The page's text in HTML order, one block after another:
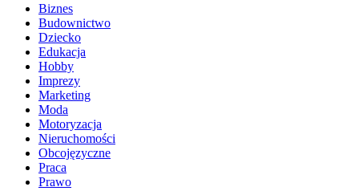
Biznes
Budownictwo
Dziecko
Edukacja
Hobby
Imprezy
Marketing
Moda
Motoryzacja
Nieruchomości
Obcojęzyczne
Praca
Prawo